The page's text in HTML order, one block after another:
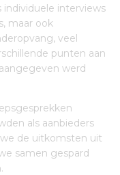
interviews
maar ook
veel
punten aan
werd
als aanbieders
de uitkomsten uit
samen gespard